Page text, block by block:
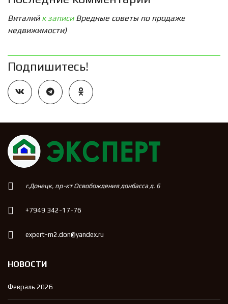
Виталийк записи Вредные советы по продаже
недвижимости)
Подпишитесь!
г.Донецк, пр-кт Освобождения донбасса д. 6
+7949 342-17-76
expert-m2.don@yandex.ru
НОВОСТИ
Февраль 2026